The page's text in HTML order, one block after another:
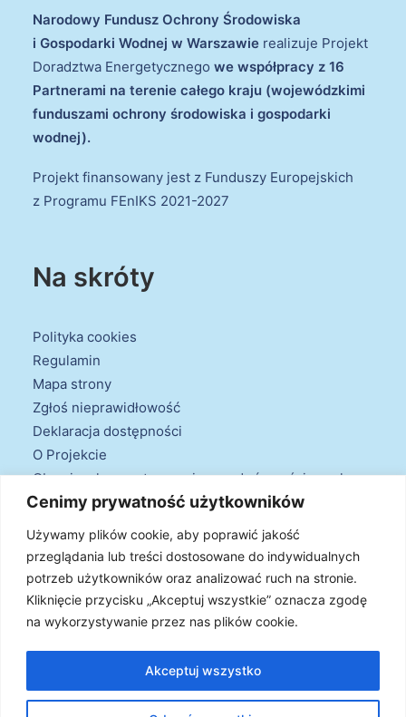
Cenimy prywatność użytkowników
Używamy plików cookie, aby poprawić jakość
przeglądania lub treści dostosowane do indywidualnych
potrzeb użytkowników oraz analizować ruch na stronie.
Kliknięcie przycisku „Akceptuj wszystkie” oznacza zgodę
na wykorzystywanie przez nas plików cookie.
Akceptuj wszystko
Narodowy Fundusz Ochrony Środowiska
i Gospodarki Wodnej w Warszawie realizuje Projekt
Doradztwa Energetycznego we współpracy z 16
Partnerami na terenie całego kraju (wojewódzkimi
funduszami ochrony środowiska i gospodarki
wodnej).
Projekt finansowany jest z Funduszy Europejskich
z Programu FEnIKS 2021-2027
Na skróty
Polityka cookies
Regulamin
Mapa strony
Zgłoś nieprawidłowość
Deklaracja dostępności
O Projekcie
Obowiązek przestrzegania zasad równościowych
oraz warunków podstawowych
Klauzule informacyjne
zastrzeżone